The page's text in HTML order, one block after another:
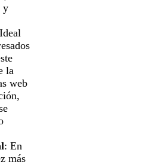
y
la
web
: En
más